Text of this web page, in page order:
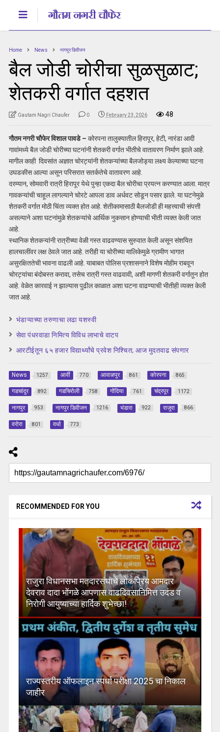
Home News नागपुर डिवीजन
बैल जोडी चोरीचा सुळसुळाट;
शेतकरी वर्गात दहशत
Gautam Nagri Chaufer 0 February 23, 2026 48
गौतम नगरी चौफेर विशाल पावडे – कोरपना तालुक्यातील हिरापूर, हेटी, नारंडा आदी
गावांमध्ये बैल जोडी चोरीच्या घटनांनी शेतकरी वर्गात भीतीचे वातावरण निर्माण झाले आहे.
मागील काही दिवसांत अज्ञात चोरट्यांनी शेतकऱ्यांच्या बैलजोड्या लक्ष्य केल्याच्या घटना
उघडकीस आल्या असून परिसरात सतर्कतेचे वातावरण आहे.
दरम्यान, सोमवारी रात्री हिरापूर येथे पुन्हा एकदा बैल चोरीचा प्रयत्न करण्यात आला. मात्र
गावकऱ्यांची चाहूल लागल्याने चोरटे आपला डाव अर्धवट सोडून पसार झाले. या घटनेमुळे
शेतकरी वर्गात मोठी चिंता व्यक्त होत आहे. शेतीकामासाठी बैलजोडी ही महत्त्वाची संपत्ती
असल्याने अशा घटनांमुळे शेतकऱ्यांचे आर्थिक नुकसान होण्याची भीती व्यक्त केली जात
आहे.
स्थानिक शेतकऱ्यांनी रात्रीच्या वेळी गस्त वाढवण्यास सुरुवात केली असून संशयित
हालचालींवर लक्ष ठेवले जात आहे. तरीही या चोरीच्या मालिकेमुळे ग्रामीण भागात
असुरक्षिततेची भावना वाढली आहे. याबाबत पोलिस प्रशासनाने विशेष मोहीम राबवून
चोरट्यांचा बंदोबस्त करावा, तसेच रात्री गस्त वाढवावी, अशी मागणी शेतकरी वर्गातून होत
आहे. वेळेत कारवाई न झाल्यास पुढील काळात अशा घटना वाढण्याची भीतीही व्यक्त केली
जात आहे.
भंडाऱ्याच्या तरुणाचा लढा यशस्वी
सेवा पंधरवाडा निमित्य विविध लाभाचे वाटप
आरटीईतून ६५ हजार विद्यार्थ्यांचे प्रवेश निश्चित; आज मुदतवाढ संपणार
News 1257 आर्वी 770 आवाळपुर 861 कोरपना 865
गडचांदुर 892 गडचिरोली 758 गोंदिया 761 चंद्रपूर 1172
नागपुर 953 नागपुर डिवीजन 1216 भंडारा 922 राजुरा 866
वरोरा 801 वर्धा 773
RECOMMENDED FOR YOU
राजुरा विधानसभा मतदारसंघाचे लोकप्रिय आमदार
देवराव दादा भोंगळे आपणास वाढदिवसानिमित्त उदंड व
निरोगी आयुष्याच्या हार्दिक शुभेच्छा!
राज्यस्तरीय ऑफलाइन स्पर्धा परीक्षा 2025 चा निकाल
जाहीर